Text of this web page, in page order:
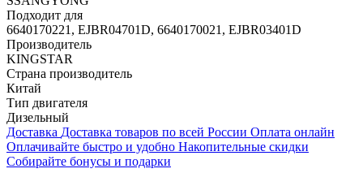
Подходит для
6640170221, EJBR04701D, 6640170021, EJBR03401D
Производитель
KINGSTAR
Страна производитель
Китай
Тип двигателя
Дизельный
Доставка Доставка товаров по всей России Оплата онлайн
Оплачивайте быстро и удобно Накопительные скидки
Собирайте бонусы и подарки